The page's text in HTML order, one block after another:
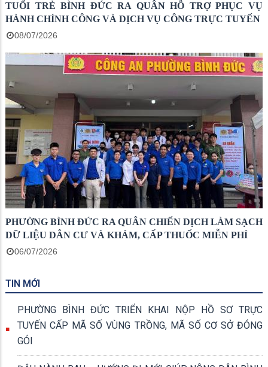
TUỔI TRẺ BÌNH ĐỨC RA QUÂN HỖ TRỢ PHỤC VỤ
HÀNH CHÍNH CÔNG VÀ DỊCH VỤ CÔNG TRỰC TUYẾN
08/07/2026
PHƯỜNG BÌNH ĐỨC RA QUÂN CHIẾN DỊCH LÀM SẠCH
DỮ LIỆU DÂN CƯ VÀ KHÁM, CẤP THUỐC MIỄN PHÍ
06/07/2026
TIN MỚI
PHƯỜNG BÌNH ĐỨC TRIỂN KHAI NỘP HỒ SƠ TRỰC
TUYẾN CẤP MÃ SỐ VÙNG TRỒNG, MÃ SỐ CƠ SỞ ĐÓNG
GÓI